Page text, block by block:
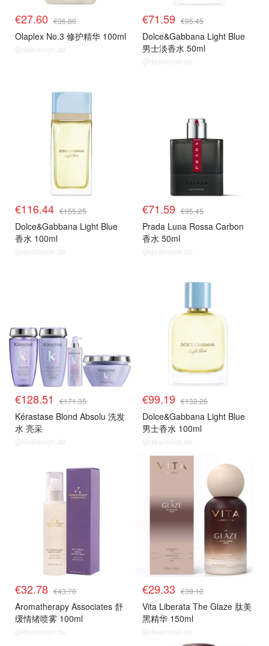
€27.60 €36.80
Olaplex No.3 修护精华 100ml
@dealmoon.de
€71.59 €95.45
Dolce&Gabbana Light Blue
男士淡香水 50ml
@dealmoon.de
€116.44 €155.25
Dolce&Gabbana Light Blue
香水 100ml
@dealmoon.de
€71.59 €95.45
Prada Luna Rossa Carbon
香水 50ml
@dealmoon.de
€128.51 €171.35
Kérastase Blond Absolu 洗发
水 亮采
@dealmoon.de
€99.19 €132.25
Dolce&Gabbana Light Blue
男士香水 100ml
@dealmoon.de
€32.78 €43.70
Aromatherapy Associates 舒
缓情绪喷雾 100ml
@dealmoon.de
€29.33 €39.10
Vita Liberata The Glaze 肽美
黑精华 150ml
@dealmoon.de